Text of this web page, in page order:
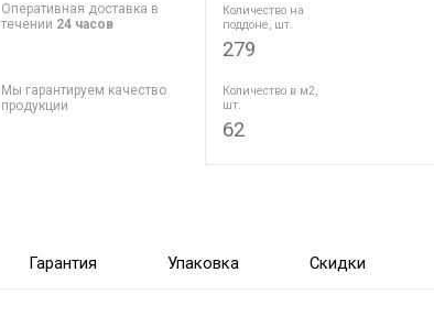
Оперативная доставка в
течении 24 часов
Мы гарантируем качество
продукции
Количество на
поддоне, шт.
279
Количество в м2,
шт.
62
Гарантия Упаковка Скидки